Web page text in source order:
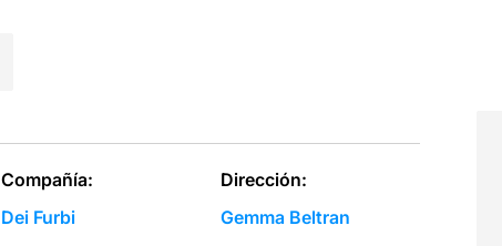
Compañía:
Dei Furbi
Dirección:
Gemma Beltran